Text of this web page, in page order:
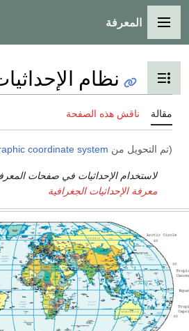
القائمة الرئيسية
المعرفة
تبديل عرض جدول المحتويات
نظام
مقالة ناقش هذه الصفحة
(تم التحويل من coordinate system
لاستخدام الإحداثيات في صفحات
معرفة الإحداثيات الجغرافية